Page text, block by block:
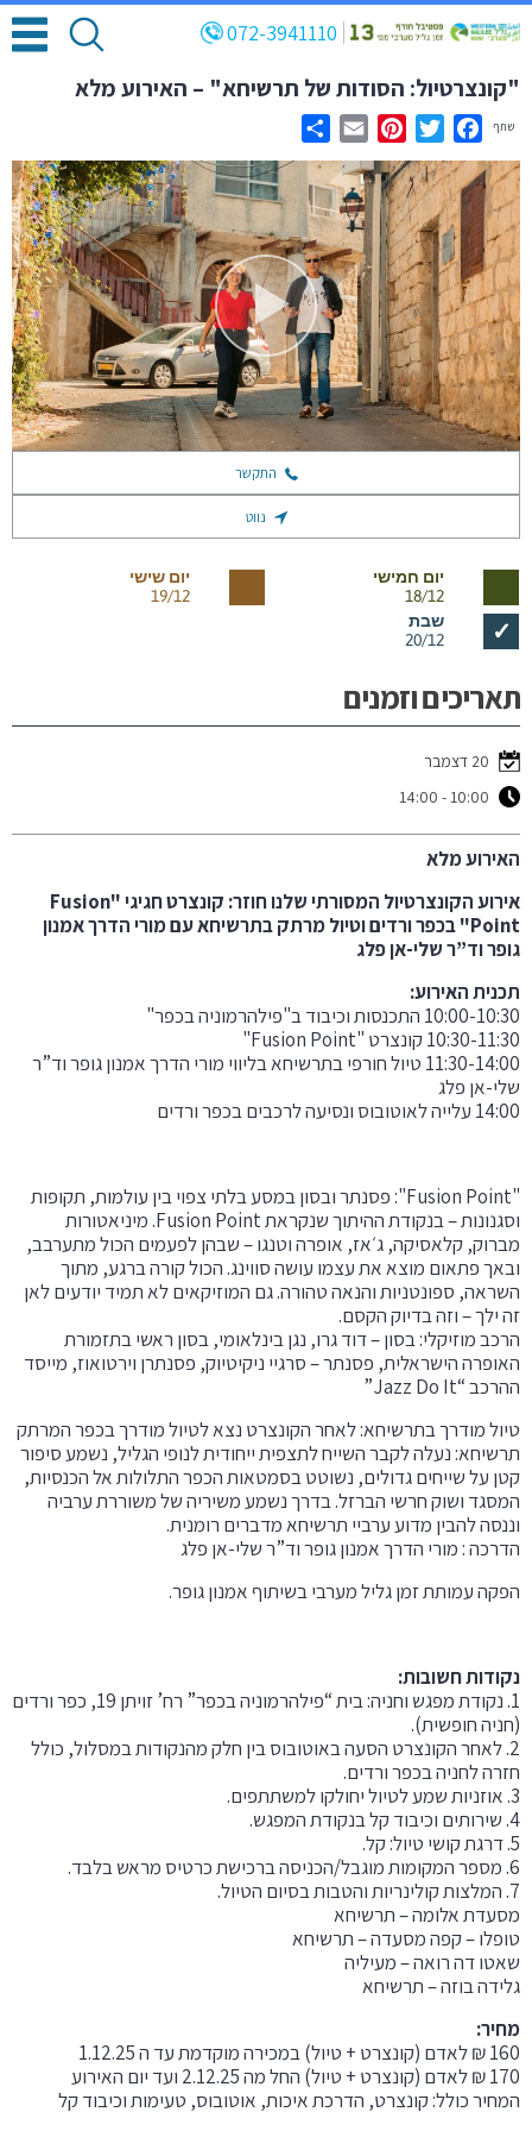
072-3941110
"קונצרטיול: הסודות של תרשיחא" – האירוע מלא
שתף
Facebook
Twitter
Pinterest
Email
Share
התקשר
נווט
יום חמישי
18/12
יום שישי
19/12
✓
שבת
20/12
תאריכים וזמנים
האירוע מלא
אירוע הקונצרטיול המסורתי שלנו חוזר: קונצרט חגיגי "Fusion
Point" בכפר ורדים וטיול מרתק בתרשיחא עם מורי הדרך אמנון
גופר וד”ר שלי-אן פלג
תכנית האירוע:
10:00-10:30 התכנסות וכיבוד ב"פילהרמוניה בכפר"
10:30-11:30 קונצרט "Fusion Point"
11:30-14:00 טיול חורפי בתרשיחא בליווי מורי הדרך אמנון גופר וד”ר
שלי-אן פלג
14:00 עלייה לאוטובוס ונסיעה לרכבים בכפר ורדים
"Fusion Point": פסנתר ובסון במסע בלתי צפוי בין עולמות, תקופות
וסגנונות – בנקודת ההיתוך שנקראת Fusion Point. מיניאטורות
מברוק, קלאסיקה, ג׳אז, אופרה וטנגו – שבהן לפעמים הכול מתערבב,
ובאך פתאום מוצא את עצמו עושה סווינג. הכול קורה ברגע, מתוך
השראה, ספונטניות והנאה טהורה. גם המוזיקאים לא תמיד יודעים לאן
זה ילך – וזה בדיוק הקסם.
הרכב מוזיקלי: בסון – דוד גרו, נגן בינלאומי, בסון ראשי בתזמורת
האופרה הישראלית, פסנתר – סרגיי ניקיטיוק, פסנתרן וירטואוז, מייסד
ההרכב “Jazz Do It”
טיול מודרך בתרשיחא: לאחר הקונצרט נצא לטיול מודרך בכפר המרתק
תרשיחא: נעלה לקבר השייח לתצפית ייחודית לנופי הגליל, נשמע סיפור
קטן על שייחים גדולים, נשוטט בסמטאות הכפר התלולות אל הכנסיות,
המסגד ושוק חרשי הברזל. בדרך נשמע משיריה של משוררת ערביה
וננסה להבין מדוע ערביי תרשיחא מדברים רומנית.
הדרכה : מורי הדרך אמנון גופר וד”ר שלי-אן פלג
הפקה עמותת זמן גליל מערבי בשיתוף אמנון גופר.
נקודות חשובות:
1. נקודת מפגש וחניה: בית “פילהרמוניה בכפר” רח’ זויתן 19, כפר ורדים
(חניה חופשית).
2. לאחר הקונצרט הסעה באוטובוס בין חלק מהנקודות במסלול, כולל
חזרה לחניה בכפר ורדים.
3. אוזניות שמע לטיול יחולקו למשתתפים.
4. שירותים וכיבוד קל בנקודת המפגש.
5. דרגת קושי טיול: קל.
6. מספר המקומות מוגבל/הכניסה ברכישת כרטיס מראש בלבד.
7. המלצות קולינריות והטבות בסיום הטיול.
מסעדת אלומה – תרשיחא
טופלו – קפה מסעדה – תרשיחא
שאטו דה רואה – מעיליה
גלידה בוזה – תרשיחא
מחיר:
160 ₪ לאדם (קונצרט + טיול) במכירה מוקדמת עד ה 1.12.25
170 ₪ לאדם (קונצרט + טיול) החל מה 2.12.25 ועד יום האירוע
המחיר כולל: קונצרט, הדרכת איכות, אוטובוס, טעימות וכיבוד קל